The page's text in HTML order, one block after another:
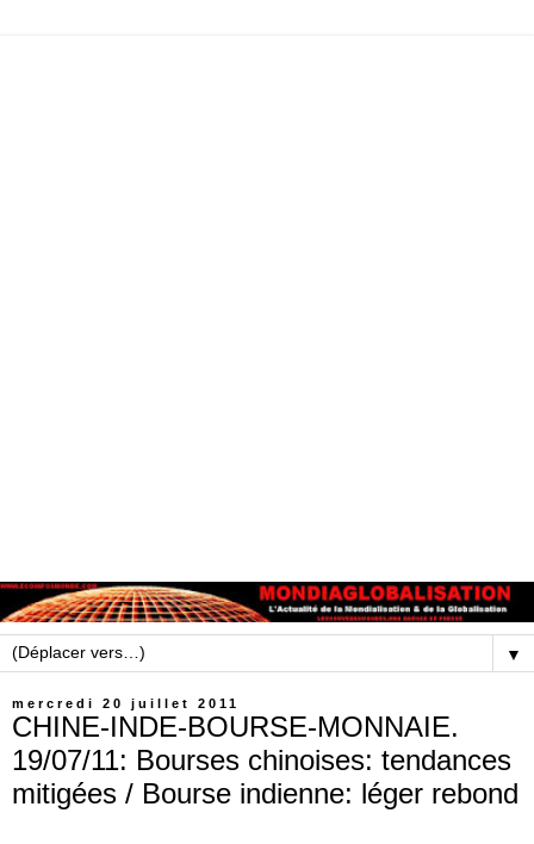
▼
mercredi 20 juillet 2011
CHINE-INDE-BOURSE-MONNAIE.
19/07/11: Bourses chinoises: tendances
mitigées / Bourse indienne: léger rebond